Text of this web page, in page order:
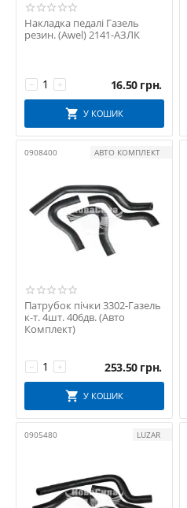
Накладка педалі Газель
резин. (Awel) 2141-АЗЛК
+
− 16.50 грн.
У КОШИК
0908400 АВТО КОМПЛЕКТ
Патрубок пічки 3302-Газель
к-т. 4шт. 406дв. (Авто
Комплект)
+
− 253.50 грн.
У КОШИК
0905480 LUZAR